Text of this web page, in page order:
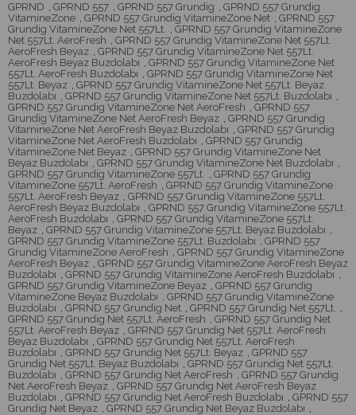
GPRND , GPRND 557 , GPRND 557 Grundig , GPRND 557 Grundig
VitamineZone , GPRND 557 Grundig VitamineZone Net , GPRND 557
Grundig VitamineZone Net 557Lt. , GPRND 557 Grundig VitamineZone
Net 557Lt. AeroFresh , GPRND 557 Grundig VitamineZone Net 557Lt.
AeroFresh Beyaz , GPRND 557 Grundig VitamineZone Net 557Lt.
AeroFresh Beyaz Buzdolabı , GPRND 557 Grundig VitamineZone Net
557Lt. AeroFresh Buzdolabı , GPRND 557 Grundig VitamineZone Net
557Lt. Beyaz , GPRND 557 Grundig VitamineZone Net 557Lt. Beyaz
Buzdolabı , GPRND 557 Grundig VitamineZone Net 557Lt. Buzdolabı ,
GPRND 557 Grundig VitamineZone Net AeroFresh , GPRND 557
Grundig VitamineZone Net AeroFresh Beyaz , GPRND 557 Grundig
VitamineZone Net AeroFresh Beyaz Buzdolabı , GPRND 557 Grundig
VitamineZone Net AeroFresh Buzdolabı , GPRND 557 Grundig
VitamineZone Net Beyaz , GPRND 557 Grundig VitamineZone Net
Beyaz Buzdolabı , GPRND 557 Grundig VitamineZone Net Buzdolabı ,
GPRND 557 Grundig VitamineZone 557Lt. , GPRND 557 Grundig
VitamineZone 557Lt. AeroFresh , GPRND 557 Grundig VitamineZone
557Lt. AeroFresh Beyaz , GPRND 557 Grundig VitamineZone 557Lt.
AeroFresh Beyaz Buzdolabı , GPRND 557 Grundig VitamineZone 557Lt.
AeroFresh Buzdolabı , GPRND 557 Grundig VitamineZone 557Lt.
Beyaz , GPRND 557 Grundig VitamineZone 557Lt. Beyaz Buzdolabı ,
GPRND 557 Grundig VitamineZone 557Lt. Buzdolabı , GPRND 557
Grundig VitamineZone AeroFresh , GPRND 557 Grundig VitamineZone
AeroFresh Beyaz , GPRND 557 Grundig VitamineZone AeroFresh Beyaz
Buzdolabı , GPRND 557 Grundig VitamineZone AeroFresh Buzdolabı ,
GPRND 557 Grundig VitamineZone Beyaz , GPRND 557 Grundig
VitamineZone Beyaz Buzdolabı , GPRND 557 Grundig VitamineZone
Buzdolabı , GPRND 557 Grundig Net , GPRND 557 Grundig Net 557Lt. ,
GPRND 557 Grundig Net 557Lt. AeroFresh , GPRND 557 Grundig Net
557Lt. AeroFresh Beyaz , GPRND 557 Grundig Net 557Lt. AeroFresh
Beyaz Buzdolabı , GPRND 557 Grundig Net 557Lt. AeroFresh
Buzdolabı , GPRND 557 Grundig Net 557Lt. Beyaz , GPRND 557
Grundig Net 557Lt. Beyaz Buzdolabı , GPRND 557 Grundig Net 557Lt.
Buzdolabı , GPRND 557 Grundig Net AeroFresh , GPRND 557 Grundig
Net AeroFresh Beyaz , GPRND 557 Grundig Net AeroFresh Beyaz
Buzdolabı , GPRND 557 Grundig Net AeroFresh Buzdolabı , GPRND 557
Grundig Net Beyaz , GPRND 557 Grundig Net Beyaz Buzdolabı ,